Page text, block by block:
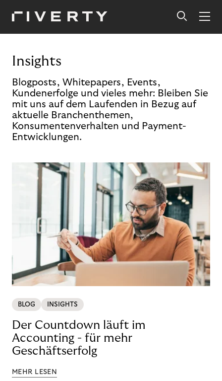
Insights
Blogposts, Whitepapers, Events,
Kundenerfolge und vieles mehr: Bleiben Sie
mit uns auf dem Laufenden in Bezug auf
aktuelle Branchenthemen,
Konsumentenverhalten und Payment-
Entwicklungen.
BLOG INSIGHTS
Der Countdown läuft im
Accounting - für mehr
Geschäftserfolg
MEHR LESEN